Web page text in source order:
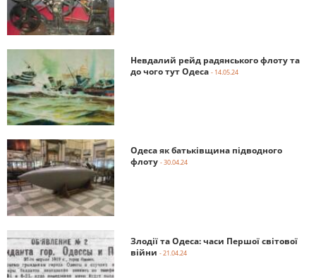
Невдалий рейд радянського флоту та
до чого тут Одеса - 14.05.24
Одеса як батьківщина підводного
флоту - 30.04.24
Злодії та Одеса: часи Першої світової
війни - 21.04.24